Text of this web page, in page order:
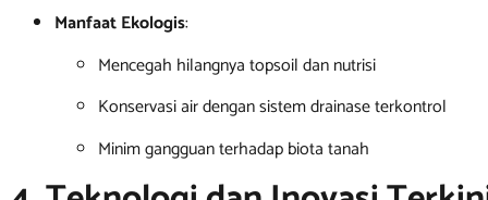
Manfaat Ekologis:
Mencegah hilangnya topsoil dan nutrisi
Konservasi air dengan sistem drainase terkontrol
Minim gangguan terhadap biota tanah